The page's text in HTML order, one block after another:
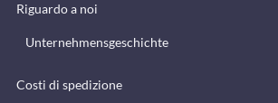
Riguardo a noi
Unternehmensgeschichte
Costi di spedizione